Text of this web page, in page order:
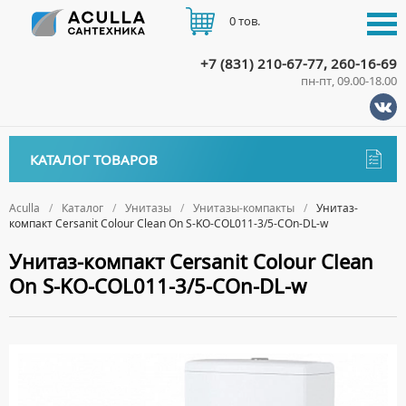
Aculla Каталог Унитазы Унитазы-компакты
Унитаз-
компакт Cersanit Colour Clean On S-KO-COL011-3/5-COn-DL-w
Унитаз-компакт Cersanit Colour Clean
On S-KO-COL011-3/5-COn-DL-w
КАТАЛОГ ТОВАРОВ
ДЕРЖАТЕЛИ
ДИСПЕНСЕРЫ
ДОЗАТОРЫ ДЛЯ МЫЛА
Биде
НАПОЛЬНЫЕ БИДЕ
ПОДВЕСНЫЕ БИДЕ
КРЫШКИ ДЛЯ БИДЕ
Ванны
АКРИЛОВЫЕ ВАННЫ
Ванны комплектующие
ВОДОНАГРЕВАТЕЛИ КОМБИНИРОВАННОГО НАГРЕВА
+7 (831) 210-67-77, 260-16-69
пн-пт, 09.00-18.00
0 тов.
ДОСТАВКА
ОПЛАТА
КОНТАКТЫ